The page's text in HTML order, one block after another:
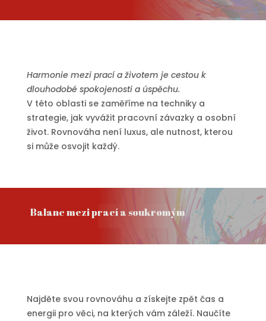
Harmonie mezi prací a životem je cestou k
dlouhodobé spokojenosti a úspěchu.
V této oblasti se zaměříme na techniky a
strategie, jak vyvážit pracovní závazky a osobní
život. Rovnováha není luxus, ale nutnost, kterou
si může osvojit každý.
Balanc mezi prací a soukromým
Najděte svou rovnováhu a získejte zpět čas a
energii pro věci, na kterých vám záleží. Naučíte